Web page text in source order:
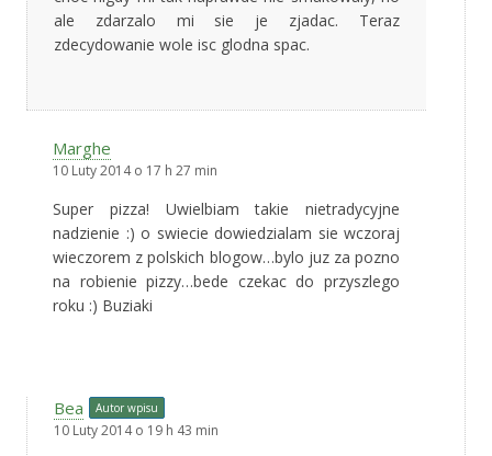
ale zdarzalo mi sie je zjadac. Teraz
zdecydowanie wole isc glodna spac.
Marghe
10 Luty 2014 o 17 h 27 min
Super pizza! Uwielbiam takie nietradycyjne
nadzienie :) o swiecie dowiedzialam sie wczoraj
wieczorem z polskich blogow…bylo juz za pozno
na robienie pizzy…bede czekac do przyszlego
roku :) Buziaki
Bea Autor wpisu
10 Luty 2014 o 19 h 43 min